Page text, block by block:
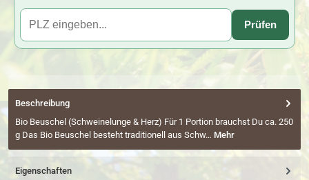
Prüfen
Beschreibung
Bio Beuschel (Schweinelunge & Herz) Für 1 Portion brauchst Du ca. 250
g Das Bio Beuschel besteht traditionell aus Schw… Mehr
Eigenschaften